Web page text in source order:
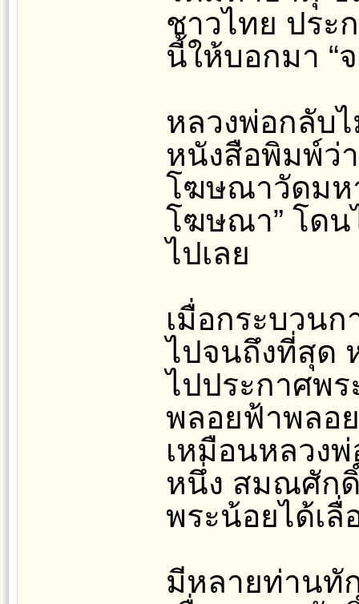
ชาวไทย ประ
นี้ให้บอกมา “
หลวงพ่อกลับ
หนังสือพิมพ์ว่
โฆษณาวัดมห
โฆษณา” โดน
ไปเลย
เมื่อกระบวน
ไปจนถึงที่สุด
ไปประกาศพ
พลอยฟ้าพลอ
เหมือนหลวง
หนึ่ง สมณศัก
พระน้อยได้เ
มีหลายท่านทั